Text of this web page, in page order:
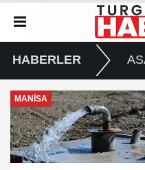
HABERLER
GÜNDEM